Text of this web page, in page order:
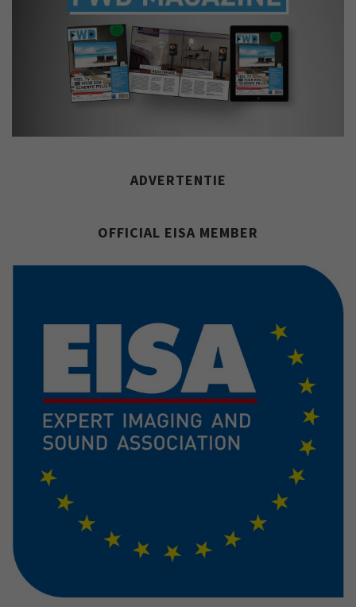
ADVERTENTIE
OFFICIAL EISA MEMBER